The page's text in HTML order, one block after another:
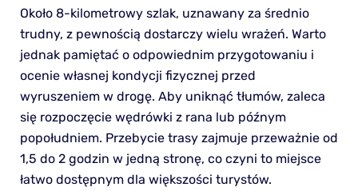
Około 8-kilometrowy szlak, uznawany za średnio
trudny, z pewnością dostarczy wielu wrażeń. Warto
jednak pamiętać o odpowiednim przygotowaniu i
ocenie własnej kondycji fizycznej przed
wyruszeniem w drogę. Aby uniknąć tłumów, zaleca
się rozpoczęcie wędrówki z rana lub późnym
popołudniem. Przebycie trasy zajmuje przeważnie od
1,5 do 2 godzin w jedną stronę, co czyni to miejsce
łatwo dostępnym dla większości turystów.